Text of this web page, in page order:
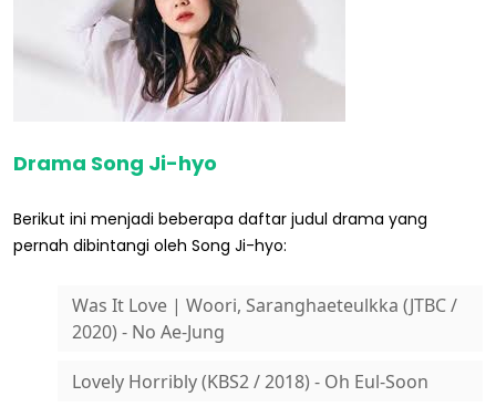
Drama Song Ji-hyo
Berikut ini menjadi beberapa daftar judul drama yang
pernah dibintangi oleh Song Ji-hyo:
Was It Love | Woori, Saranghaeteulkka (JTBC /
2020) - No Ae-Jung
Lovely Horribly (KBS2 / 2018) - Oh Eul-Soon